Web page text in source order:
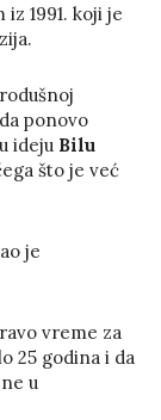
1991. koji je
ponovo
ideju Bilu
što je već
je
vreme za
25 godina i da
u